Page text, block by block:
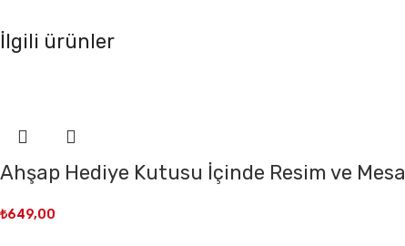
İlgili ürünler
Ahşap Hediye Kutusu İçinde Resim ve
₺649,00